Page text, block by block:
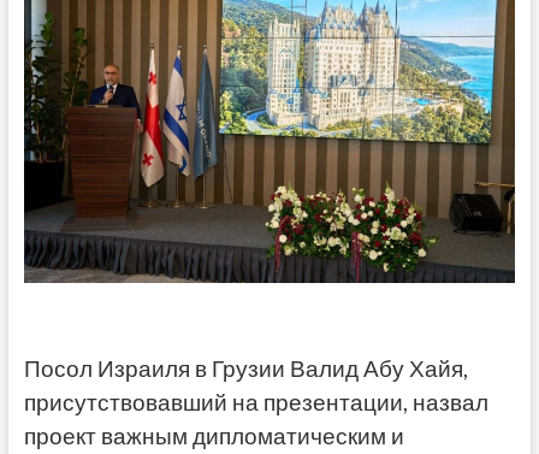
Посол Израиля в Грузии Валид Абу Хайя,
присутствовавший на презентации, назвал
проект важным дипломатическим и